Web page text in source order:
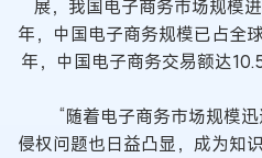
展，我国电子商务市场规模
年，中国电子商务规模已占全
年，中国电子商务交易额达
“随着电子商务市场规模迅
侵权问题也日益凸显，成为知